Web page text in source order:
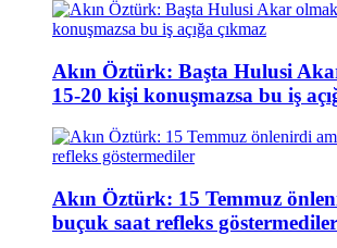
Akın Öztürk: Başta Hulusi
15-20 kişi konuşmazsa bu iş
Akın Öztürk: 15 Temmuz
buçuk saat refleks göstermediler